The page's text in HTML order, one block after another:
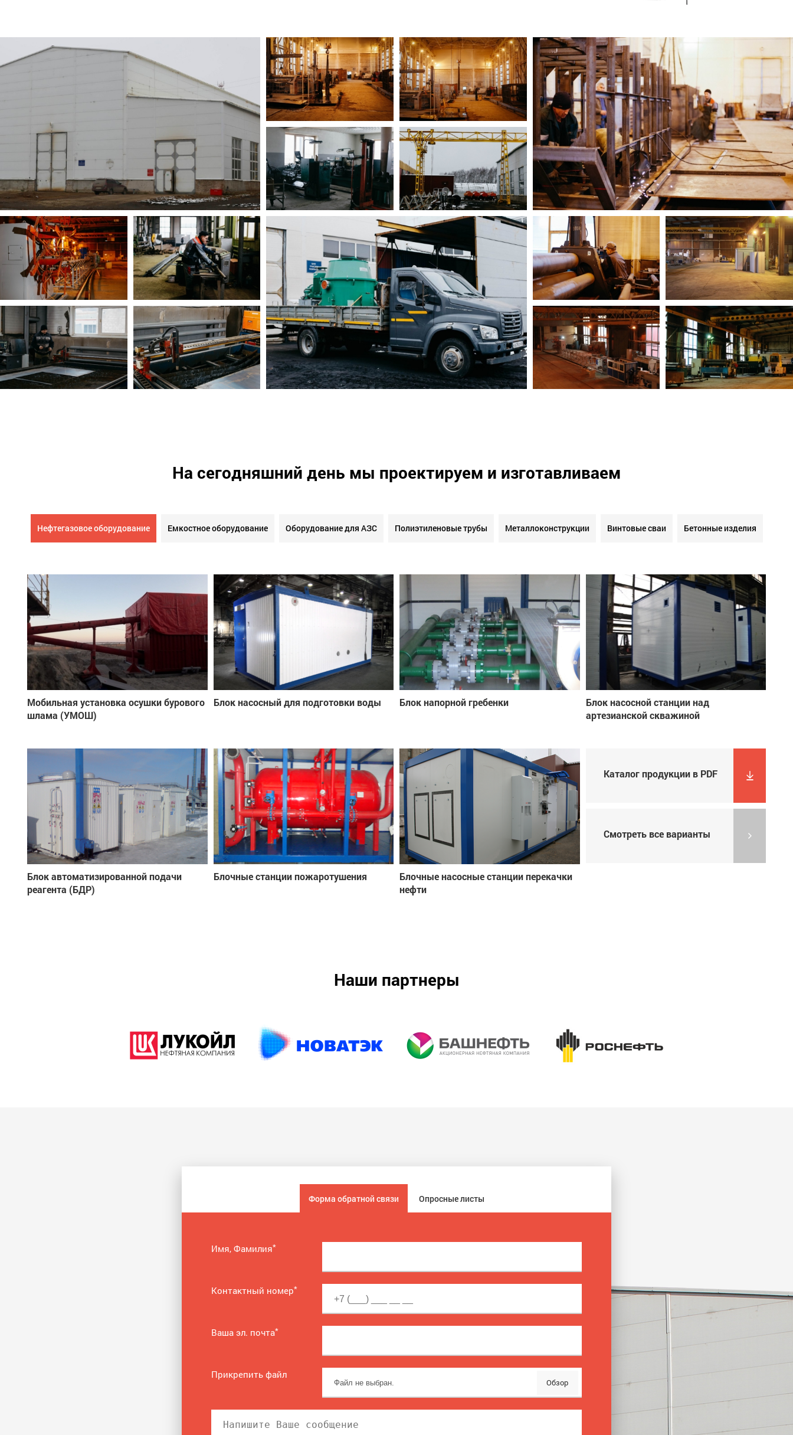
На сегодняшний день мы проектируем и изготавливаем
Нефтегазовое оборудование Емкостное оборудование Оборудование для АЗС Полиэтиленовые трубы Металлоконструкции Винтовые сваи Бетонные изделия
Мобильная установка осушки бурового
шлама (УМОШ)
Блок насосный для подготовки воды Блок напорной гребенки
Блок насосной станции над
артезианской скважиной
Блок автоматизированной подачи
реагента (БДР)
Блочные станции пожаротушения
Блочные насосные станции перекачки
нефти
Каталог продукции в PDF
Смотреть все варианты
Наши партнеры
Форма обратной связи Опросные листы
Имя, Фамилия*
Контактный номер*
Ваша эл. почта*
Прикрепить файл
Обзор